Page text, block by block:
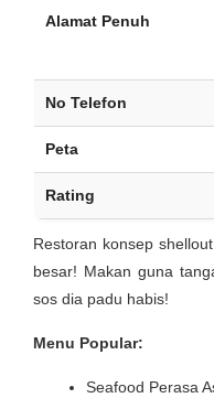
Alamat Penuh
No Telefon
Peta
Rating
Restoran konsep
besar! Makan guna
sos dia padu habis!
Menu Popular:
Seafood Perasa